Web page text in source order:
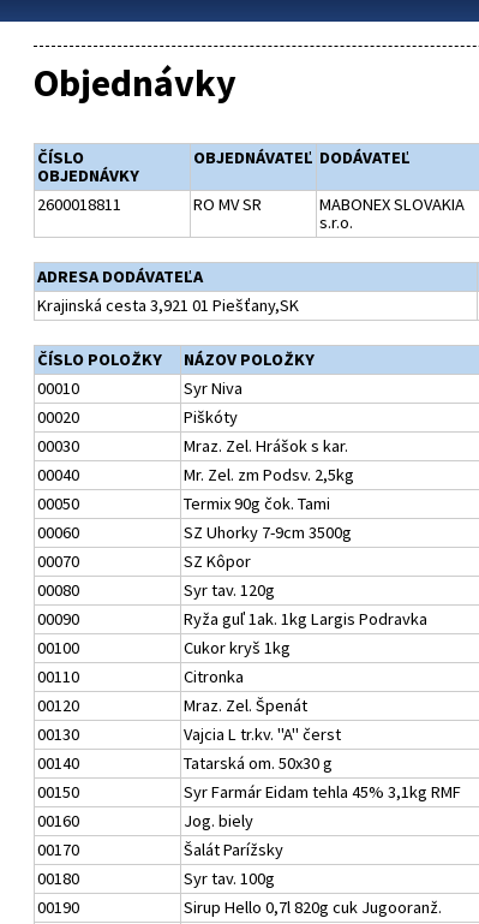
Objednávky
ČÍSLO
OBJEDNÁVKY
OBJEDNÁVATEĽ DODÁVATEĽ
2600018811
RO MV SR
MABONEX SLOVAKIA
s.r.o.
ADRESA DODÁVATEĽA
Krajinská cesta 3,921 01 Piešťany,SK
ČÍSLO POLOŽKY NÁZOV POLOŽKY
00010
Syr Niva
00020
Piškóty
00030
Mraz. Zel. Hrášok s kar.
00040
Mr. Zel. zm Podsv. 2,5kg
00050
Termix 90g čok. Tami
00060
SZ Uhorky 7-9cm 3500g
00070
SZ Kôpor
00080
Syr tav. 120g
00090
Ryža guľ 1ak. 1kg Largis Podravka
00100
Cukor kryš 1kg
00110
Citronka
00120
Mraz. Zel. Špenát
00130
Vajcia L tr.kv. "A" čerst
00140
Tatarská om. 50x30 g
00150
Syr Farmár Eidam tehla 45% 3,1kg RMF
00160
Jog. biely
00170
Šalát Parížsky
00180
Syr tav. 100g
00190
Sirup Hello 0,7l 820g cuk Jugooranž.